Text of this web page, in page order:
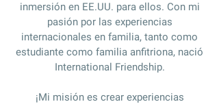
inmersión en EE.UU. para ellos. Con mi
pasión por las experiencias
internacionales en familia, tanto como
estudiante como familia anfitriona, nació
International Friendship.
¡Mi misión es crear experiencias